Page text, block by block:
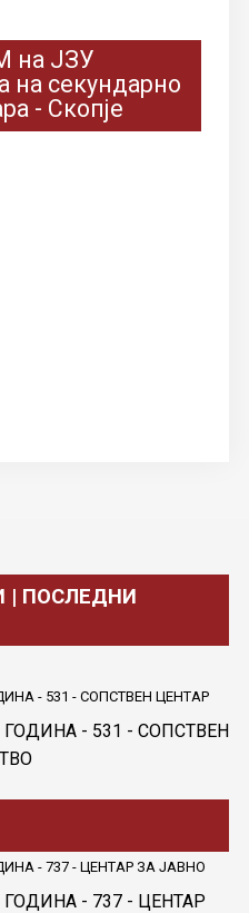
на ЈЗУ
на секундарно
- Скопје
| ПОСЛЕДНИ
- 531 - СОПСТВЕН
- 737 - ЦЕНТАР